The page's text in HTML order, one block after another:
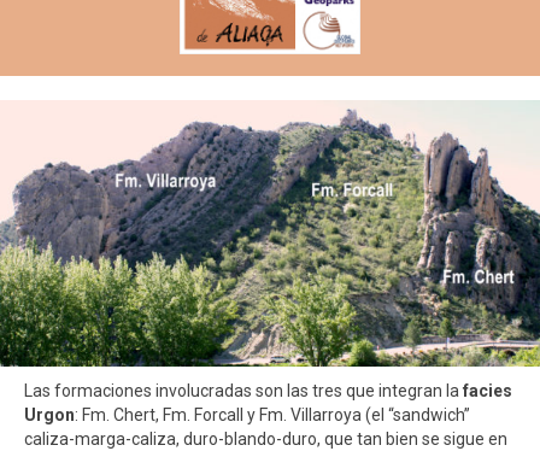
Las formaciones involucradas son las tres que integran la facies
Urgon: Fm. Chert, Fm. Forcall y Fm. Villarroya (el “sandwich”
caliza-marga-caliza, duro-blando-duro, que tan bien se sigue en